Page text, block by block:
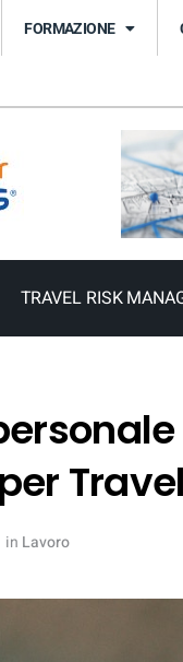
FORMAZIONE
TRAVEL RISK
in Lavoro